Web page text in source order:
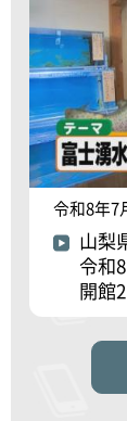
令和8年7
山梨
令和
開館